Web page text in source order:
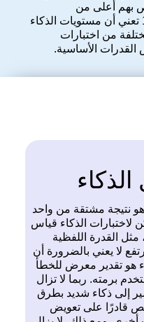
أعلى من
والنتيجة أقل من 100 تعني أن مستويات الذكاء
من اختبارات
الأساسية.
نتيجة مشتقة من واحد
الذكاء قياس
القدرة اللفظية
لا يعني بالضرورة أن
تقدير معرض للخطأ
برمته. ربما لا تزال
إلى ذكاء شديد بطرق
على تعويض